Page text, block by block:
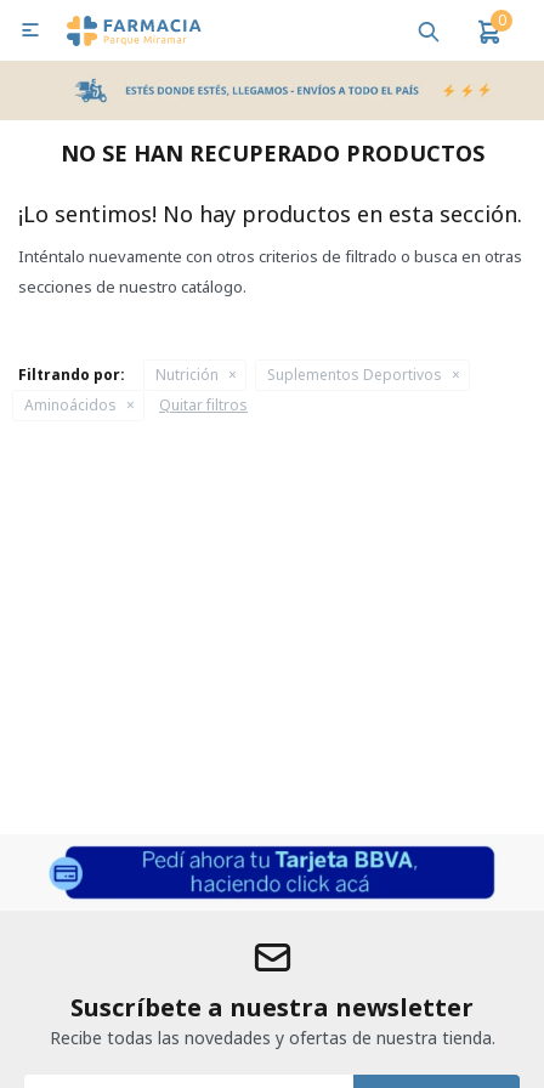
0

NO SE HAN RECUPERADO PRODUCTOS
¡Lo sentimos! No hay productos en esta sección.
Inténtalo nuevamente con otros criterios de filtrado o busca en otras
secciones de nuestro catálogo.
Filtrando por: Nutrición
Suplementos Deportivos
Aminoácidos
Quitar filtros
Suscríbete a nuestra newsletter
Recibe todas las novedades y ofertas de nuestra tienda.
MI CUENTA
Bebes y Maternidad Salud
Pañales y Toallitas
Lactancia y Nutrición
Higiene y Bienestar